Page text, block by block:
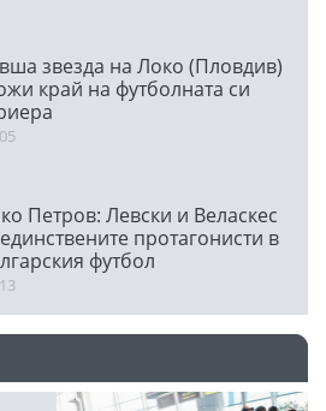
звезда на Локо (Пловдив)
край на футболната си
Петров: Левски и Веласкес
протагонисти в
футбол